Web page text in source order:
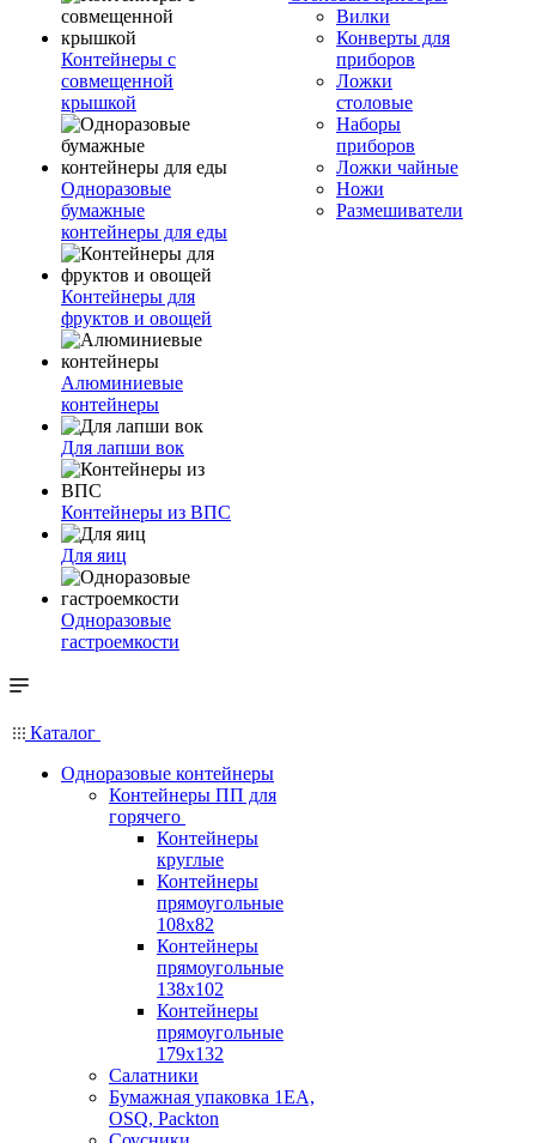
Контейнеры с
совмещенной
крышкой
Одноразовые
бумажные
контейнеры для еды
Контейнеры для
фруктов и овощей
Алюминиевые
контейнеры
Для лапши вок
Контейнеры из ВПС
Для яиц
Одноразовые
гастроемкости
Вилки
Конверты для
приборов
Ложки
столовые
Наборы
приборов
Ложки чайные
Ножи
Размешиватели
Каталог
Одноразовые контейнеры
Контейнеры ПП для
горячего
Контейнеры
круглые
Контейнеры
прямоугольные
108х82
Контейнеры
прямоугольные
138х102
Контейнеры
прямоугольные
179х132
Салатники
Бумажная упаковка 1ЕА,
OSQ, Packton